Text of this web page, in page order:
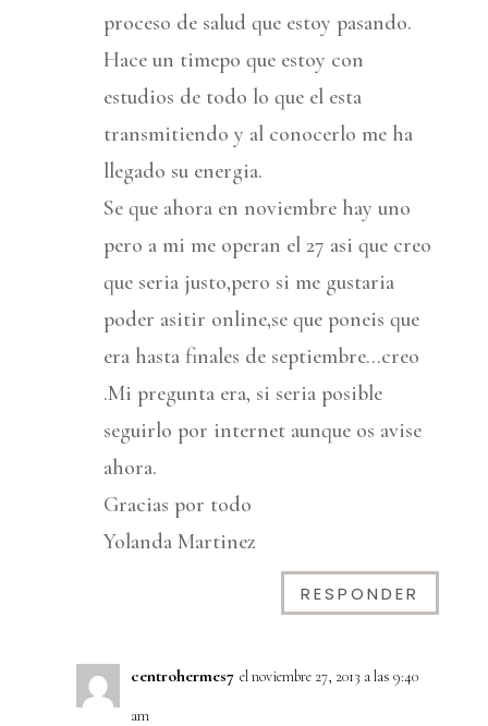
proceso de salud que estoy pasando.
Hace un timepo que estoy con
estudios de todo lo que el esta
transmitiendo y al conocerlo me ha
llegado su energia.
Se que ahora en noviembre hay uno
pero a mi me operan el 27 asi que creo
que seria justo,pero si me gustaria
poder asitir online,se que poneis que
era hasta finales de septiembre…creo
.Mi pregunta era, si seria posible
seguirlo por internet aunque os avise
ahora.
Gracias por todo
Yolanda Martinez
RESPONDER
centrohermes7 el noviembre 27, 2013 a las 9:40
am